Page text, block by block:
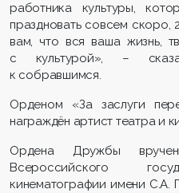
работника культуры,
праздновать совсем скоро,
вам, что вся ваша жизнь,
с культурой», –
к собравшимся.
Орденом «За заслуги
награждён артист театра и
Ордена Дружбы
Всероссийского
кинематографии имени С.А.